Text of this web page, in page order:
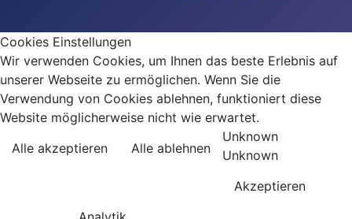
Cookies Einstellungen
Wir verwenden Cookies, um Ihnen das beste Erlebnis auf
unserer Webseite zu ermöglichen. Wenn Sie die
Verwendung von Cookies ablehnen, funktioniert diese
Website möglicherweise nicht wie erwartet.
Alle akzeptieren
Alle ablehnen
Unknown
Unknown
Akzeptieren